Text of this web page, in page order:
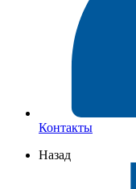
Контакты
Назад